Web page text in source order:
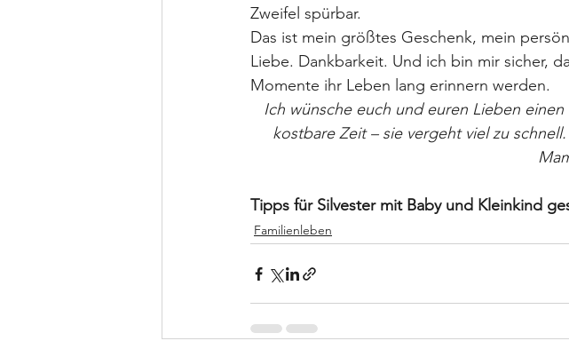
Zweifel spürbar.
Das ist mein größtes Geschenk, mein
Liebe. Dankbarkeit. Und ich bin mir sicher,
Momente ihr Leben lang erinnern werden.
Ich wünsche euch und euren Lieben
kostbare Zeit – sie vergeht viel zu
Tipps für Silvester mit Baby und Kleinkind
Familienleben